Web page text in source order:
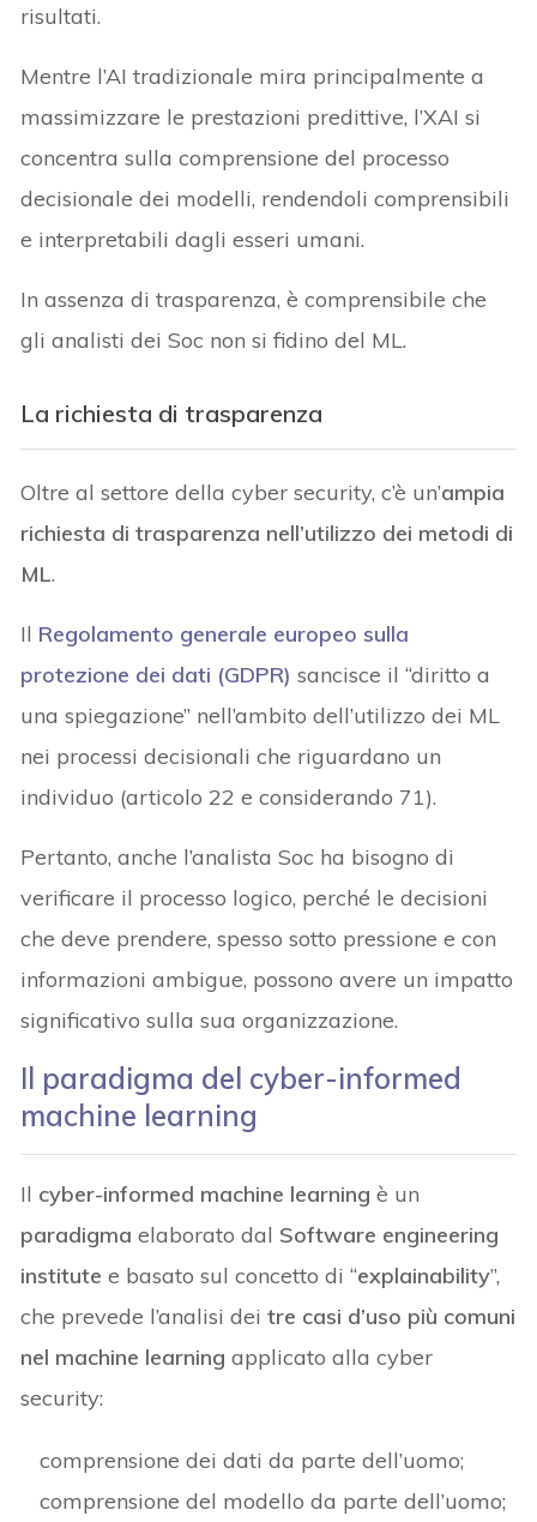
risultati.
Mentre l’AI tradizionale mira principalmente a
massimizzare le prestazioni predittive, l’XAI si
concentra sulla comprensione del processo
decisionale dei modelli, rendendoli comprensibili
e interpretabili dagli esseri umani.
In assenza di trasparenza, è comprensibile che
gli analisti dei Soc non si fidino del ML.
La richiesta di trasparenza
Oltre al settore della cyber security, c’è un’ampia
richiesta di trasparenza nell’utilizzo dei metodi di
ML.
Il Regolamento generale europeo sulla
protezione dei dati (GDPR) sancisce il “diritto a
una spiegazione” nell’ambito dell’utilizzo dei ML
nei processi decisionali che riguardano un
individuo (articolo 22 e considerando 71).
Pertanto, anche l’analista Soc ha bisogno di
verificare il processo logico, perché le decisioni
che deve prendere, spesso sotto pressione e con
informazioni ambigue, possono avere un impatto
significativo sulla sua organizzazione.
Il paradigma del cyber-informed
machine learning
Il cyber-informed machine learning è un
paradigma elaborato dal Software engineering
institute e basato sul concetto di “explainability”,
che prevede l’analisi deitre casi d’uso più comuni
nel machine learning applicato alla cyber
security:
comprensione dei dati da parte dell’uomo;
comprensione del modello da parte dell’uomo;